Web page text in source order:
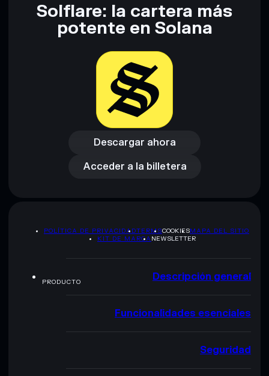
Solflare: la cartera más
potente en Solana
Descargar ahora
Descargar ahora
Acceder a la billetera
Acceder a la billetera
POLÍTICA DE PRIVACIDADTERMSCOOKIESMAPA DEL SITIO
KIT DE MARCA NEWSLETTER
PRODUCTO Descripción general
Funcionalidades esenciales
Seguridad